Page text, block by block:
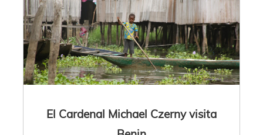
El Cardenal Michael Czerny visita